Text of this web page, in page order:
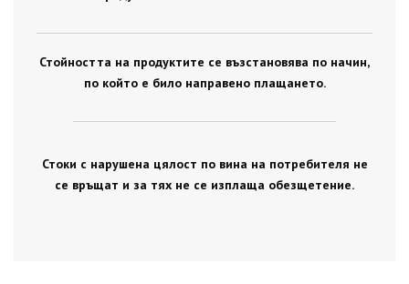
Стойността на продуктите се възстановява по начин,
по който е било направено плащането.
Стоки с нарушена цялост по вина на потребителя не
се връщат и за тях не се изплаща обезщетение.